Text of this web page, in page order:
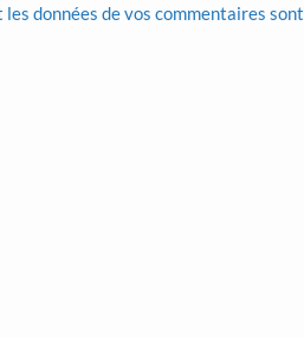
données de vos commentaires sont